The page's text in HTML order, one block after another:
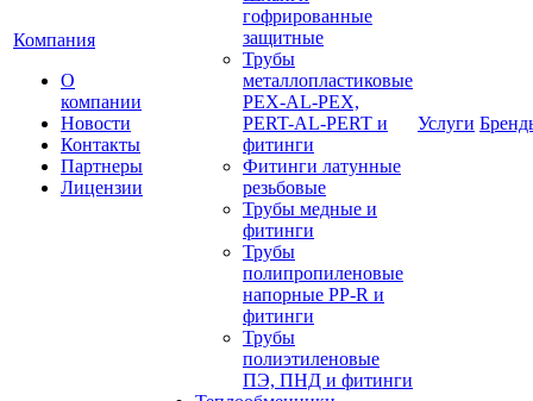
Компания
О
компании
Новости
Контакты
Партнеры
Лицензии
гофрированные
защитные
Трубы
металлопластиковые
PEX-AL-PEX,
PERT-AL-PERT и
фитинги
Фитинги латунные
резьбовые
Трубы медные и
фитинги
Трубы
полипропиленовые
напорные PP-R и
фитинги
Трубы
полиэтиленовые
ПЭ, ПНД и фитинги
Услуги